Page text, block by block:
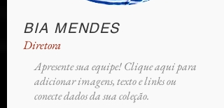
BIA MENDES
Diretora
Apresente sua equipe! Clique aqui para
adicionar imagens, texto e links ou
conecte dados da sua coleção.